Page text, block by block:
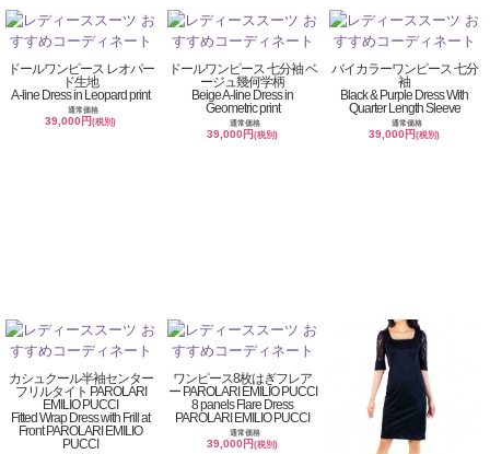
ドールワンピース レオパー
ド生地
A-line Dress in Leopard print
通常価格
39,000円(税別)
ドールワンピース 七分袖 ベ
ージュ幾何学柄
Beige A-line Dress in
Geometric print
通常価格
39,000円(税別)
バイカラーワンピース 七分
袖
Black & Purple Dress With
Quarter Length Sleeve
通常価格
39,000円(税別)
カシュクール半袖センター
フリルタイト PAROLARI
EMILIO PUCCI
Fitted Wrap Dress with Frill at
Front PAROLARI EMILIO
PUCCI
ワンピース8枚はぎフレア
ー PAROLARI EMILIO PUCCI
8 panels Flare Dress
PAROLARI EMILIO PUCCI
通常価格
39,000円(税別)